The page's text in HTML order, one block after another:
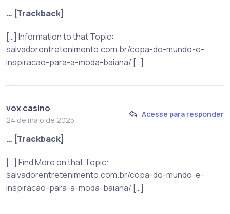
… [Trackback]
[…] Information to that Topic:
salvadorentretenimento.com.br/copa-do-mundo-e-
inspiracao-para-a-moda-baiana/ […]
vox casino
24 de maio de 2025
Acesse para responder
… [Trackback]
[…] Find More on that Topic:
salvadorentretenimento.com.br/copa-do-mundo-e-
inspiracao-para-a-moda-baiana/ […]